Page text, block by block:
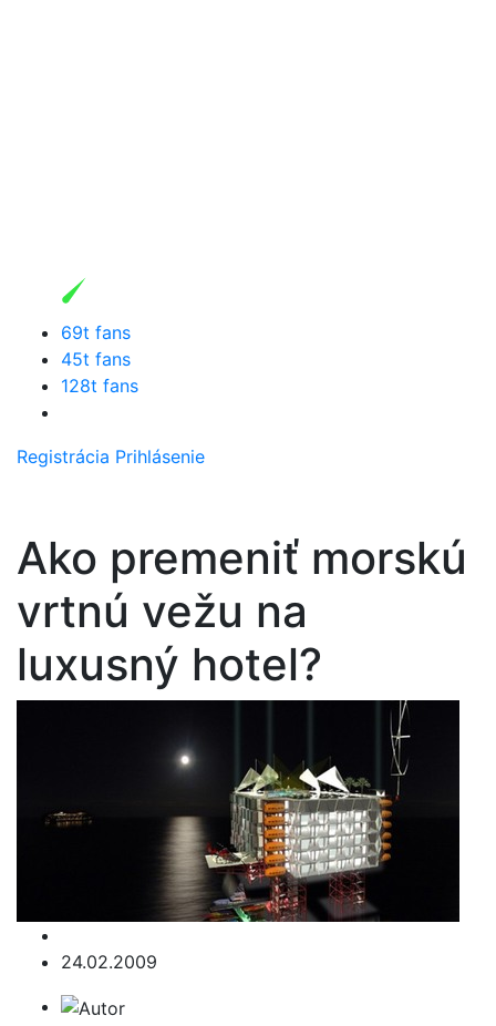
69t fans
45t fans
128t fans
Registrácia Prihlásenie
Ako premeniť morskú
vrtnú vežu na
luxusný hotel?
24.02.2009